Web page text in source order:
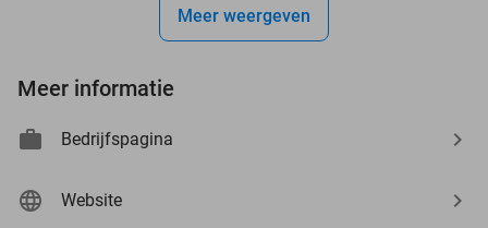
Meer weergeven
Meer informatie
Bedrijfspagina
Website